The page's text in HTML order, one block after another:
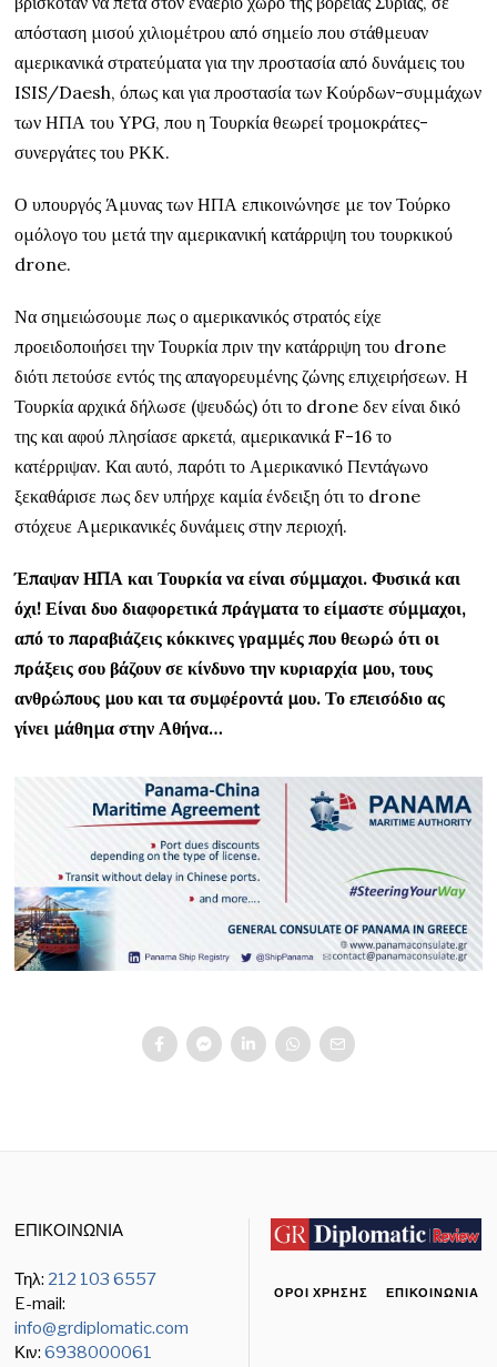
απόσταση μισού χιλιομέτρου από σημείο που στάθμευαν
αμερικανικά στρατεύματα για την προστασία από δυνάμεις του
ISIS/Daesh, όπως και για προστασία των Κούρδων-συμμάχων
των ΗΠΑ του YPG, που η Τουρκία θεωρεί τρομοκράτες-
συνεργάτες του ΡΚΚ.
Ο υπουργός Άμυνας των ΗΠΑ επικοινώνησε με τον Τούρκο
ομόλογο του μετά την αμερικανική κατάρριψη του τουρκικού
drone.
Να σημειώσουμε πως ο αμερικανικός στρατός είχε
προειδοποιήσει την Τουρκία πριν την κατάρριψη του drone
διότι πετούσε εντός της απαγορευμένης ζώνης επιχειρήσεων. Η
Τουρκία αρχικά δήλωσε (ψευδώς) ότι το drone δεν είναι δικό
της και αφού πλησίασε αρκετά, αμερικανικά F-16 το
κατέρριψαν. Και αυτό, παρότι το Αμερικανικό Πεντάγωνο
ξεκαθάρισε πως δεν υπήρχε καμία ένδειξη ότι το drone
στόχευε Αμερικανικές δυνάμεις στην περιοχή.
Έπαψαν ΗΠΑ και Τουρκία να είναι σύμμαχοι. Φυσικά και
όχι! Είναι δυο διαφορετικά πράγματα το είμαστε σύμμαχοι,
από το παραβιάζεις κόκκινες γραμμές που θεωρώ ότι οι
πράξεις σου βάζουν σε κίνδυνο την κυριαρχία μου, τους
ανθρώπους μου και τα συμφέροντά μου. Το επεισόδιο ας
γίνει μάθημα στην Αθήνα…
ΕΠΙΚΟΙΝΩΝΙΑ
Τηλ: 212 103 6557
E-mail:
info@grdiplomatic.com
Κιν:6938000061
ΌΡΟΙ ΧΡΉΣΗΣ ΕΠΙΚΟΙΝΩΝΊΑ